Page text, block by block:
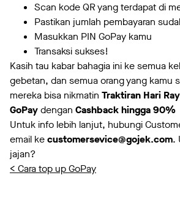
Scan kode QR yang terdapat di
Pastikan jumlah pembayaran
Masukkan PIN GoPay kamu
Transaksi sukses!
Kasih tau kabar bahagia ini ke semua
gebetan, dan semua orang yang kamu
mereka bisa nikmatin Traktiran Hari
GoPaydengan Cashback hingga 90%
Untuk info lebih lanjut, hubungi
email kecustomersevice@gojek.com.
jajan?
< Cara top up GoPay